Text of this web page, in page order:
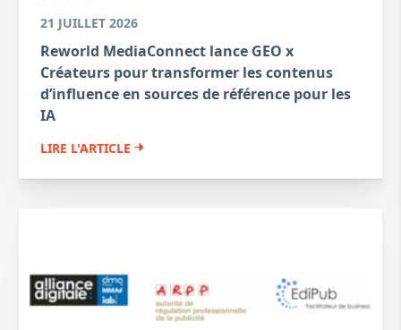
21 JUILLET 2026
Reworld MediaConnect lance GEO x
Créateurs pour transformer les contenus
d’influence en sources de référence pour les
IA
LIRE L'ARTICLE